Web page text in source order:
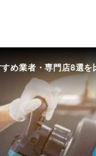
め業者・専門店8選